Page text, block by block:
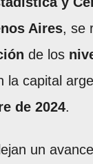
Aires, se
de los
la capital
de 2024.
un